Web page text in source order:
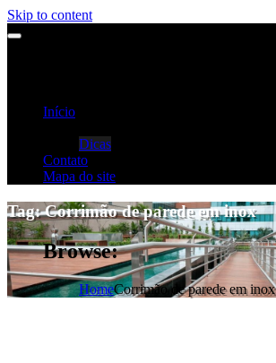
Skip to content
Início
Dicas
Contato
Mapa do site
Tag:Corrimão de parede em inox
Browse:
HomeCorrimão de parede em inox